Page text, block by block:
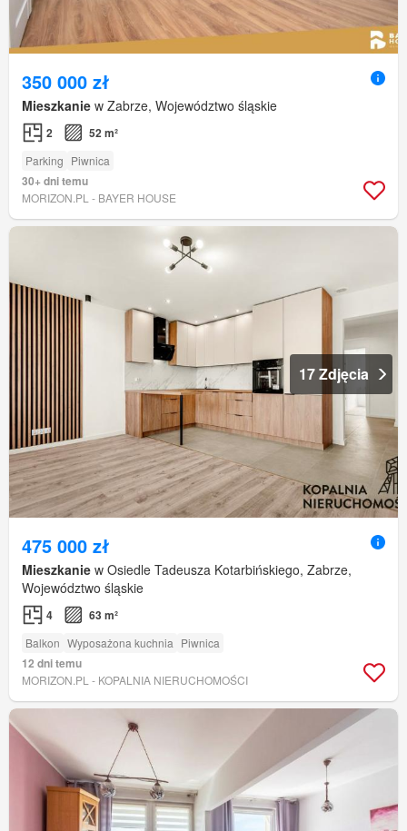
350 000 zł
Mieszkanie w Zabrze, Województwo śląskie
2 52 m²
Parking Piwnica
30+ dni temu
MORIZON.PL - BAYER HOUSE
17 Zdjęcia
475 000 zł
Mieszkanie w Osiedle Tadeusza Kotarbińskiego, Zabrze,
Województwo śląskie
4 63 m²
Balkon Wyposażona kuchnia Piwnica
12 dni temu
MORIZON.PL - KOPALNIA NIERUCHOMOŚCI